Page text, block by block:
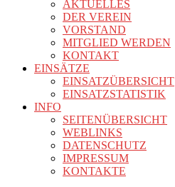
AKTUELLES
DER VEREIN
VORSTAND
MITGLIED WERDEN
KONTAKT
EINSÄTZE
EINSATZÜBERSICHT
EINSATZSTATISTIK
INFO
SEITENÜBERSICHT
WEBLINKS
DATENSCHUTZ
IMPRESSUM
KONTAKTE